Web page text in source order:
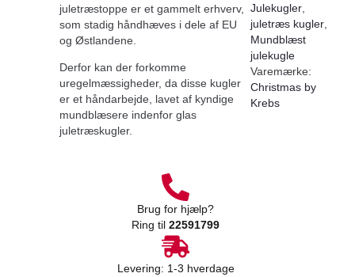
Brug for hjælp?
Ring til 22591799
Levering: 1-3 hverdage
juletræstoppe er et gammelt erhverv,
som stadig håndhæves i dele af EU
og Østlandene.
Derfor kan der forkomme
uregelmæssigheder, da disse kugler
er et håndarbejde, lavet af kyndige
mundblæsere indenfor glas
juletræskugler.
Julekugler,
juletræs kugler,
Mundblæst
julekugle
Varemærke:
Christmas by
Krebs